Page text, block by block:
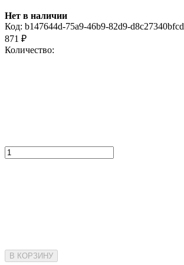
Нет в наличии
Код: b147644d-75a9-46b9-82d9-d8c27340bfcd
871 ₽
Количество:
В КОРЗИНУ